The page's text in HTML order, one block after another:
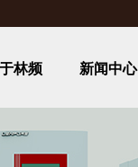
林频 新闻中心